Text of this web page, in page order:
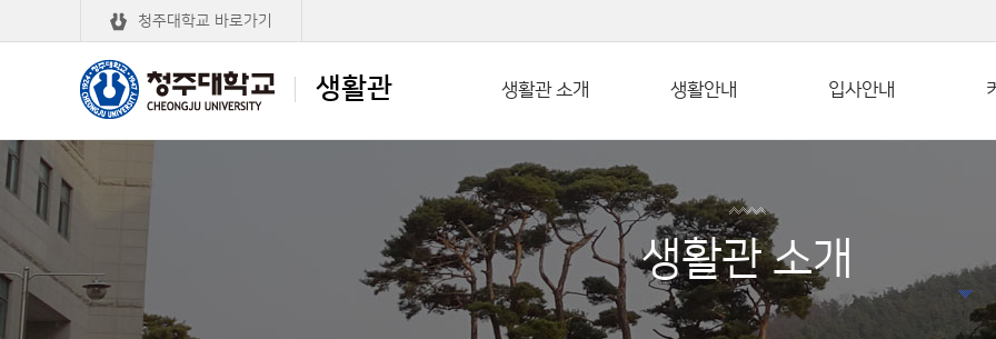
생활관
청주대학교 바로가기
생활관 소개 생활안내 입사안내
생활관 소개